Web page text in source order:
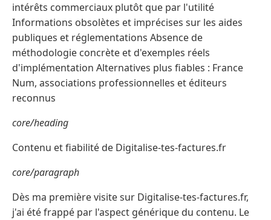
intérêts commerciaux plutôt que par l'utilité
Informations obsolètes et imprécises sur les aides
publiques et réglementations Absence de
méthodologie concrète et d'exemples réels
d'implémentation Alternatives plus fiables : France
Num, associations professionnelles et éditeurs
reconnus
core/heading
Contenu et fiabilité de Digitalise-tes-factures.fr
core/paragraph
Dès ma première visite sur Digitalise-tes-factures.fr,
j'ai été frappé par l'aspect générique du contenu. Le